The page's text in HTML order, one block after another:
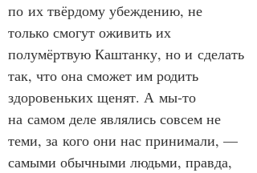
по их твёрдому убеждению, не
только смогут оживить их
полумёртвую Каштанку, но и сделать
так, что она сможет им родить
здоровеньких щенят. А мы‑то
на самом деле являлись совсем не
теми, за кого они нас принимали, —
самыми обычными людьми, правда,